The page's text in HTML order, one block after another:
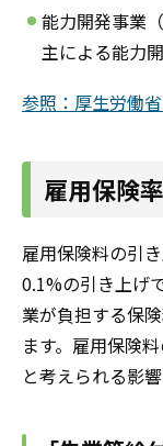
能力開発事業
主による能力
参照：厚生労働
雇用保険
雇用保険料の引
0.1%の引き上げ
業が負担する保
ます。雇用保険
と考えられる影